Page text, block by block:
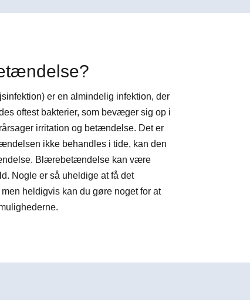
er en almindelig infektion, der
oftest bakterier, som bevæger sig op i
irritation og betændelse. Det er
ikke behandles i tide, kan den
Blærebetændelse kan være
Nogle er så uheldige at få det
heldigvis kan du gøre noget for at